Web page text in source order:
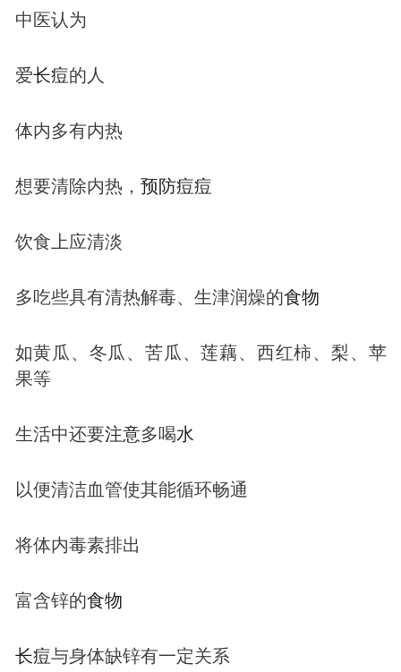
中医认为
爱长痘的人
体内多有内热
想要清除内热， 预防痘痘
饮食上应清淡
多吃些具有清热解毒、生津润燥的食物
如黄瓜、冬瓜、苦瓜、莲藕、西红柿、梨、苹
果等
生活中还要注意多喝水
以便清洁血管使其能循环畅通
将体内毒素排出
富含锌的食物
长痘与身体缺锌有一定关系